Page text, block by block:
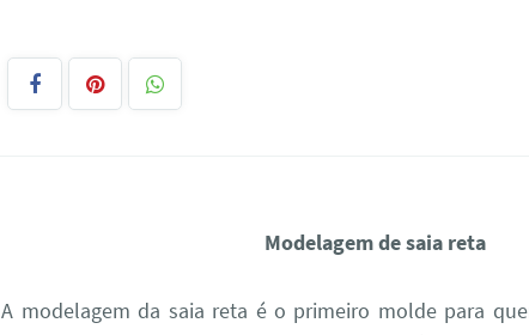
Modelagem de saia reta
A modelagem da saia reta é o primeiro molde para